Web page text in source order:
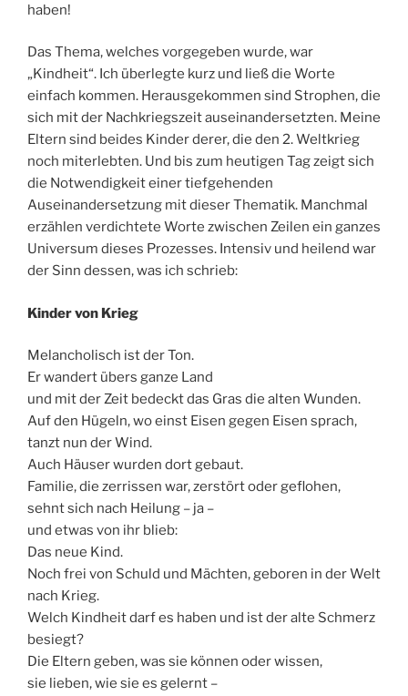
haben!
Das Thema, welches vorgegeben wurde, war
„Kindheit“. Ich überlegte kurz und ließ die Worte
einfach kommen. Herausgekommen sind Strophen, die
sich mit der Nachkriegszeit auseinandersetzten. Meine
Eltern sind beides Kinder derer, die den 2. Weltkrieg
noch miterlebten. Und bis zum heutigen Tag zeigt sich
die Notwendigkeit einer tiefgehenden
Auseinandersetzung mit dieser Thematik. Manchmal
erzählen verdichtete Worte zwischen Zeilen ein ganzes
Universum dieses Prozesses. Intensiv und heilend war
der Sinn dessen, was ich schrieb:
Kinder von Krieg
Melancholisch ist der Ton.
Er wandert übers ganze Land
und mit der Zeit bedeckt das Gras die alten Wunden.
Auf den Hügeln, wo einst Eisen gegen Eisen sprach,
tanzt nun der Wind.
Auch Häuser wurden dort gebaut.
Familie, die zerrissen war, zerstört oder geflohen,
sehnt sich nach Heilung – ja –
und etwas von ihr blieb:
Das neue Kind.
Noch frei von Schuld und Mächten, geboren in der Welt
nach Krieg.
Welch Kindheit darf es haben und ist der alte Schmerz
besiegt?
Die Eltern geben, was sie können oder wissen,
sie lieben, wie sie es gelernt –